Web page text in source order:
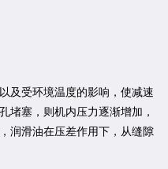
及受环境温度的影响，使减速
堵塞，则机内压力逐渐增加，
润滑油在压差作用下，从缝隙